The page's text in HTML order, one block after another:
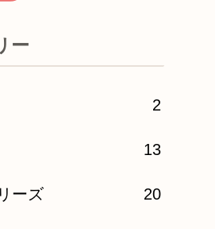
ー
2
13
ーズ 20